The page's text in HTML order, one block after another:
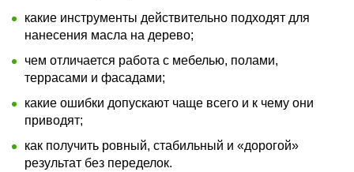
какие инструменты действительно подходят для
нанесения масла на дерево;
чем отличается работа с мебелью, полами,
террасами и фасадами;
какие ошибки допускают чаще всего и к чему они
приводят;
как получить ровный, стабильный и «дорогой»
результат без переделок.